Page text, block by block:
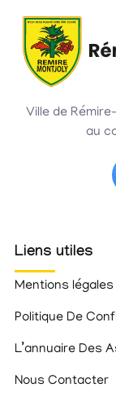
Ville de
au
Liens utiles
Mentions légales
Politique De
L’annuaire Des
Nous Contacter